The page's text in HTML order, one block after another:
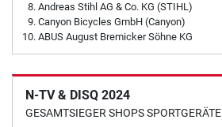
Andreas Stihl AG & Co. KG (STIHL)
Canyon Bicycles GmbH (Canyon)
ABUS August Bremicker Söhne KG
N-TV & DISQ 2024
GESAMTSIEGER SHOPS SPORTGERÄTE